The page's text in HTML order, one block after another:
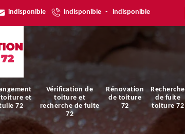
indisponible indisponible - indisponible
et
72
Vérification de
toiture et
recherche de fuite
72
Rénovation
de toiture
72
Recherche
de fuite
toiture 72